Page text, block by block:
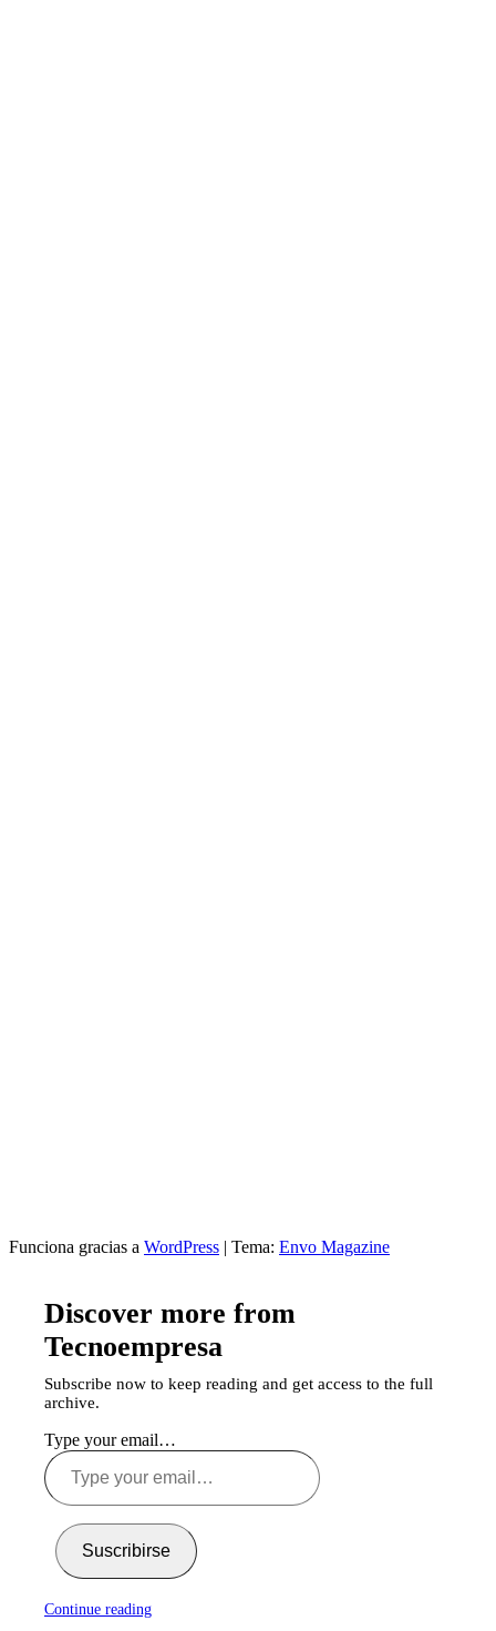
Funciona gracias a WordPress | Tema: Envo Magazine
Discover more from
Tecnoempresa
Subscribe now to keep reading and get access to the full
archive.
Type your email…
Suscribirse
Continue reading